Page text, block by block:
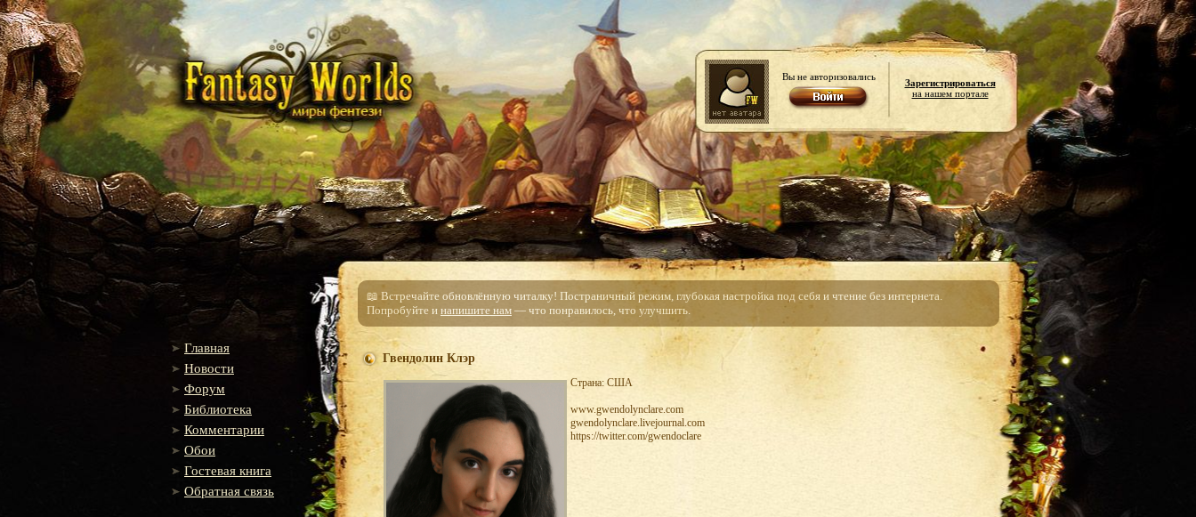
Вы не авторизовались
Зарегистрироваться
на нашем портале
Главная
Новости
Форум
Библиотека
Комментарии
Обои
Гостевая книга
Обратная связь
📖 Встречайте обновлённую читалку! Постраничный режим, глубокая настройка под себя и чтение без интернета.
Попробуйте и напишите нам — что понравилось, что улучшить.
Гвендолин Клэр
Страна: США
www.gwendolynclare.com
gwendolynclare.livejournal.com
https://twitter.com/gwendoclare